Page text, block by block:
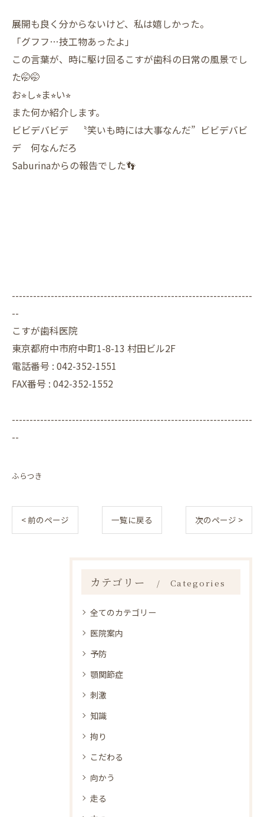
展開も良く分からないけど、私は嬉しかった。
「グフフ…技工物あったよ」
この言葉が、時に駆け回るこすが歯科の日常の風景でし
た🤭🤭
お⭐︎し⭐︎ま⭐︎い⭐︎
また何か紹介します。
ビビデバビデ 〝笑いも時には大事なんだ” ビビデバビ
デ 何なんだろ
Saburinaからの報告でした👣
--------------------------------------------------------------------
--
こすが歯科医院
東京都府中市府中町1-8-13 村田ビル2F
電話番号 : 042-352-1551
FAX番号 : 042-352-1552
--------------------------------------------------------------------
--
ふらつき
< 前のページ 一覧に戻る 次のページ >
カテゴリー Categories
全てのカテゴリー
医院案内
予防
顎関節症
刺激
知識
拘り
こだわる
向かう
走る